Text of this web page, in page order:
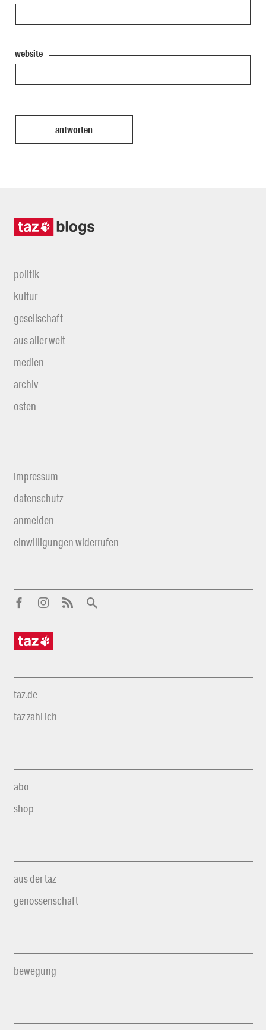
website
politik
kultur
gesellschaft
aus aller welt
medien
archiv
osten
impressum
datenschutz
anmelden
einwilligungen widerrufen
taz.de
taz zahl ich
abo
shop
aus der taz
genossenschaft
bewegung